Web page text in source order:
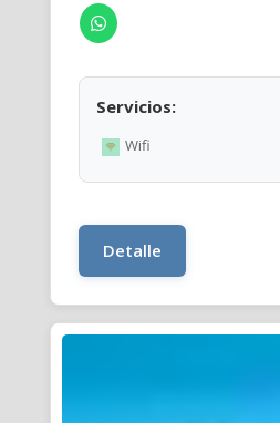
Servicios:
Wifi
Detalle